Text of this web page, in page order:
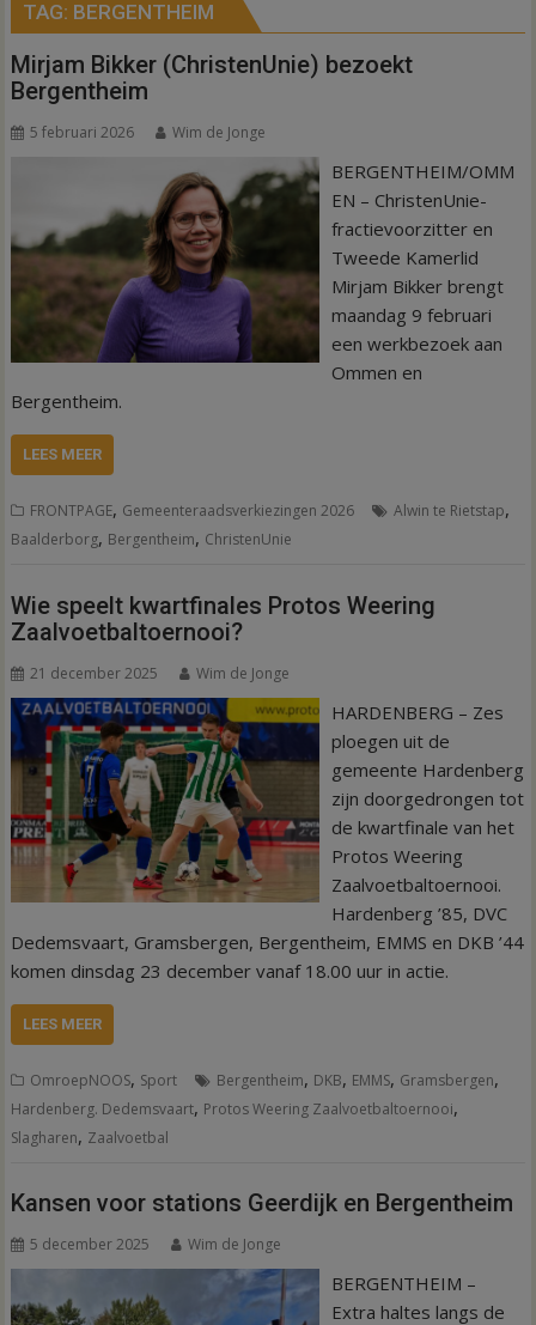
TAG: BERGENTHEIM
Mirjam Bikker (ChristenUnie) bezoekt
Bergentheim
5 februari 2026 Wim de Jonge
BERGENTHEIM/OMM
EN – ChristenUnie-
fractievoorzitter en
Tweede Kamerlid
Mirjam Bikker brengt
maandag 9 februari
een werkbezoek aan
Ommen en
Bergentheim.
LEES MEER
FRONTPAGE, Gemeenteraadsverkiezingen 2026 Alwin te Rietstap,
Baalderborg, Bergentheim, ChristenUnie
Wie speelt kwartfinales Protos Weering
Zaalvoetbaltoernooi?
21 december 2025 Wim de Jonge
HARDENBERG – Zes
ploegen uit de
gemeente Hardenberg
zijn doorgedrongen tot
de kwartfinale van het
Protos Weering
Zaalvoetbaltoernooi.
Hardenberg ’85, DVC
Dedemsvaart, Gramsbergen, Bergentheim, EMMS en DKB ’44
komen dinsdag 23 december vanaf 18.00 uur in actie.
LEES MEER
OmroepNOOS, Sport Bergentheim, DKB, EMMS, Gramsbergen,
Hardenberg. Dedemsvaart, Protos Weering Zaalvoetbaltoernooi,
Slagharen, Zaalvoetbal
Kansen voor stations Geerdijk en Bergentheim
5 december 2025 Wim de Jonge
BERGENTHEIM –
Extra haltes langs de